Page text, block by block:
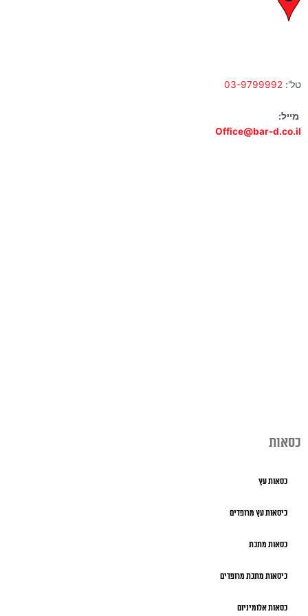
טל': 03-9799992
מייל:
Office@bar-d.co.il
כסאות
כסאות עץ
כיסאות עץ מרופדים
כסאות מתכת
כיסאות מתכת מרופדים
כסאות אלומיניום